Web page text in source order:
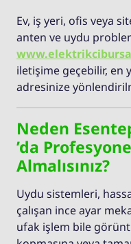
Ev, iş yeri, ofis veya
anten ve uydu
iletişime geçebilir, en
adresinize
Neden
’da
Almalısınız?
Uydu sistemleri,
çalışan ince ayar
ufak işlem bile